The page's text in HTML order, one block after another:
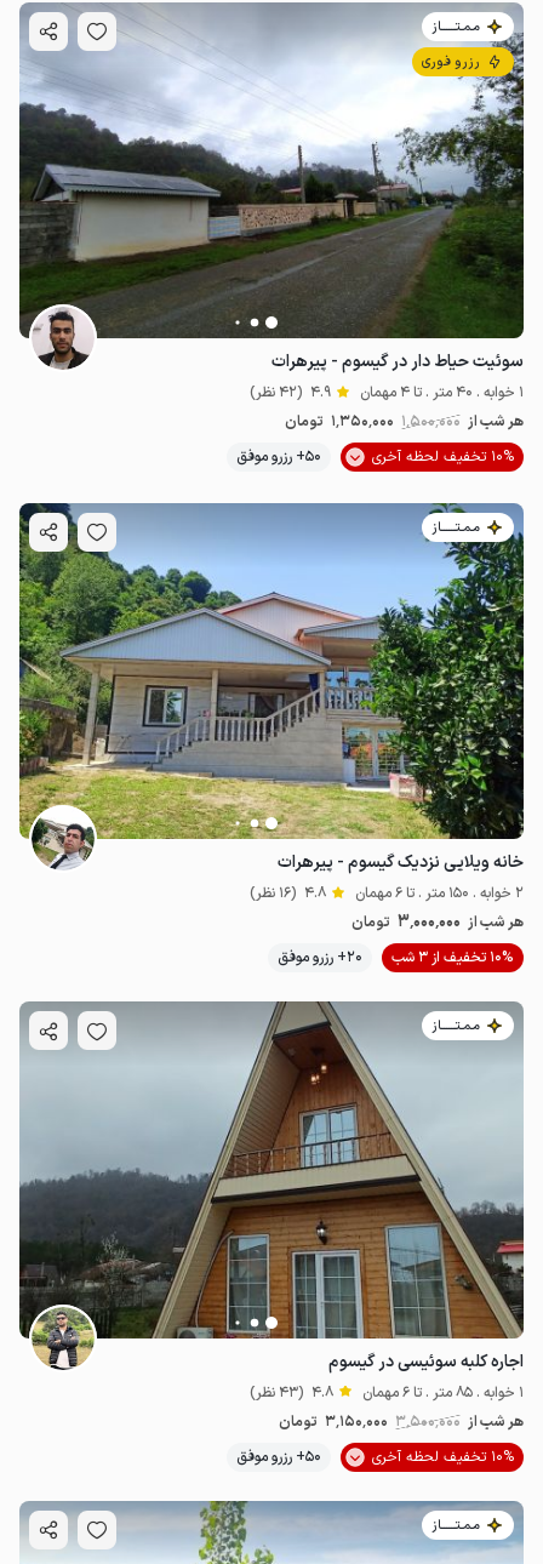
مـمـتــــــاز
رزرو فوری
سوئیت حیاط دار در گیسوم - پیرهرات
1 خوابه . 40 متر . تا 4 مهمان 4.9 (42 نظر)
هر شب از 1٬500٬000 1٬350٬000 تومان
10% تخفیف لحظه آخری
50+ رزرو موفق
مـمـتــــــاز
خانه ویلایی نزدیک گیسوم - پیرهرات
2 خوابه . 150 متر . تا 6 مهمان 4.8 (16 نظر)
هر شب از 3٬000٬000 تومان
10% تخفیف از 3 شب
20+ رزرو موفق
مـمـتــــــاز
اجاره کلبه سوئیسی در گیسوم
1 خوابه . 85 متر . تا 6 مهمان 4.8 (43 نظر)
هر شب از 3٬500٬000 3٬150٬000 تومان
10% تخفیف لحظه آخری
50+ رزرو موفق
مـمـتــــــاز